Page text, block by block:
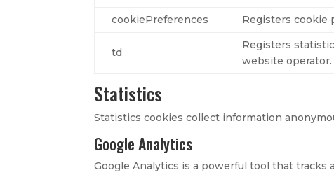
cookiePreferences Registers cookie
td
Registers
website operator.
Statistics
Statistics cookies collect information
Google Analytics
Google Analytics is a powerful tool that